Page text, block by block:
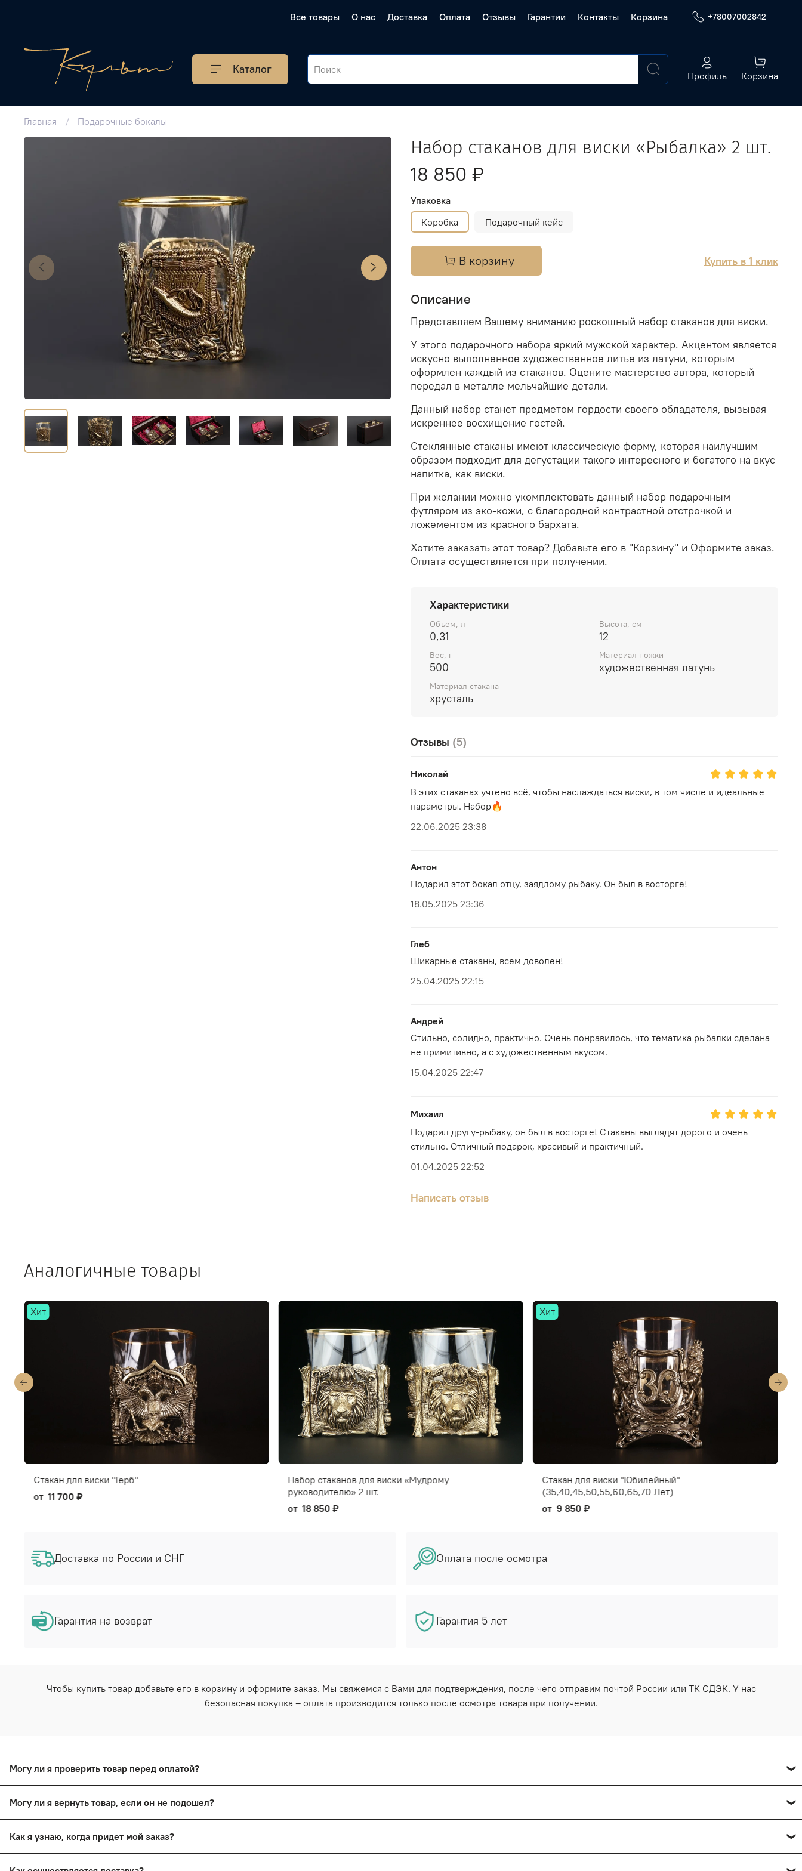
Все товары О нас Доставка Оплата Отзывы Гарантии Контакты Корзина +78007002842
Каталог Профиль Корзина
Главная Подарочные бокалы
Набор стаканов для виски «Рыбалка» 2 шт.
18 850 ₽
Упаковка
Коробка
Подарочный кейс
В корзину Купить в 1 клик
Описание
Представляем Вашему вниманию роскошный набор стаканов для виски.
У этого подарочного набора яркий мужской характер. Акцентом является
искусно выполненное художественное литье из латуни, которым
оформлен каждый из стаканов. Оцените мастерство автора, который
передал в металле мельчайшие детали.
Данный набор станет предметом гордости своего обладателя, вызывая
искреннее восхищение гостей.
Стеклянные стаканы имеют классическую форму, которая наилучшим
образом подходит для дегустации такого интересного и богатого на вкус
напитка, как виски.
При желании можно укомплектовать данный набор подарочным
футляром из эко-кожи, с благородной контрастной отстрочкой и
ложементом из красного бархата.
Хотите заказать этот товар? Добавьте его в "Корзину" и Оформите заказ.
Оплата осуществляется при получении.
Характеристики
Объем, л
0,31
Высота, см
12
Вес, г
500
Материал ножки
художественная латунь
Материал стакана
хрусталь
Отзывы (5)
Николай
В этих стаканах учтено всё, чтобы наслаждаться виски, в том числе и идеальные
параметры. Набор🔥
22.06.2025 23:38
Антон
Подарил этот бокал отцу, заядлому рыбаку. Он был в восторге!
18.05.2025 23:36
Глеб
Шикарные стаканы, всем доволен!
25.04.2025 22:15
Андрей
Стильно, солидно, практично. Очень понравилось, что тематика рыбалки сделана
не примитивно, а с художественным вкусом.
15.04.2025 22:47
Михаил
Подарил другу-рыбаку, он был в восторге! Стаканы выглядят дорого и очень
стильно. Отличный подарок, красивый и практичный.
01.04.2025 22:52
Написать отзыв
Аналогичные товары
Хит
Стакан для виски "Герб"
от 11 700 ₽
Набор стаканов для виски «Мудрому
руководителю» 2 шт.
от 18 850 ₽
Хит
Стакан для виски "Юбилейный"
(35,40,45,50,55,60,65,70 Лет)
от 9 850 ₽
Доставка по России и СНГ
Гарантия на возврат
Оплата после осмотра
Гарантия 5 лет
Чтобы купить товар добавьте его в корзину и оформите заказ. Мы свяжемся с Вами для подтверждения, после чего отправим почтой России или ТК СДЭК. У нас
безопасная покупка – оплата производится только после осмотра товара при получении.
Могу ли я проверить товар перед оплатой?
Могу ли я вернуть товар, если он не подошел?
Как я узнаю, когда придет мой заказ?